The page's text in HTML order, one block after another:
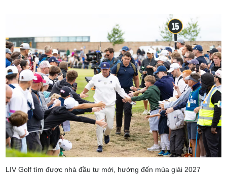
LIV Golf tìm được nhà đầu tư mới, hướng đến mùa giải 2027